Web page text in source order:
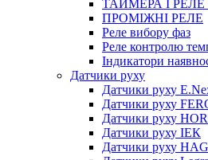
ТАЙМЕРА І
ПРОМІЖНІ РЕЛЕ
Реле вибору фаз
Реле контролю
Індикатори
Датчики руху
Датчики руху
Датчики руху
Датчики руху
Датчики руху ІЕК
Датчики руху